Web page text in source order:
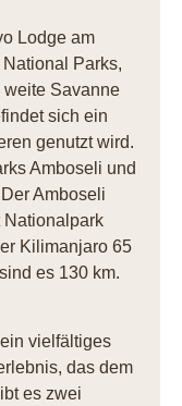
Lodge am
Parks,
weite Savanne
sich ein
genutzt wird.
Amboseli und
Amboseli
Nationalpark
Kilimanjaro 65
es 130 km.
vielfältiges
das dem
es zwei